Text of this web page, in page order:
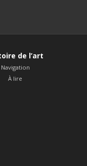
de l’art
Navigation
À lire